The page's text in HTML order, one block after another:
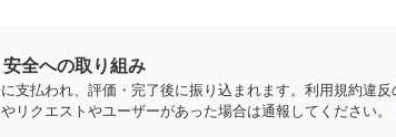
全への取り組み
支払われ、評価・完了後に振り込まれます。利用規約違反
リクエストやユーザーがあった場合は通報してください。